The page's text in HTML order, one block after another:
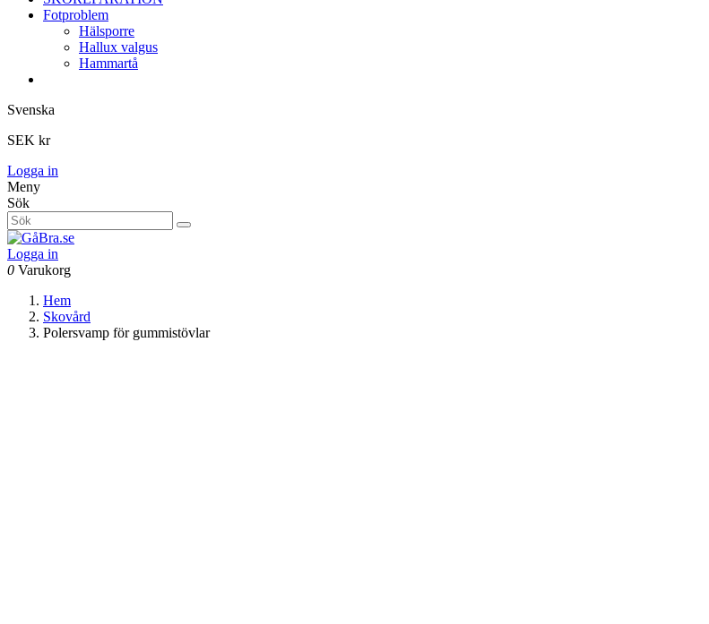
Fotproblem
Hälsporre
Hallux valgus
Hammartå
Svenska
SEK kr
Logga in
Meny
Sök
Logga in
0 Varukorg
Hem
Skovård
Polersvamp för gummistövlar